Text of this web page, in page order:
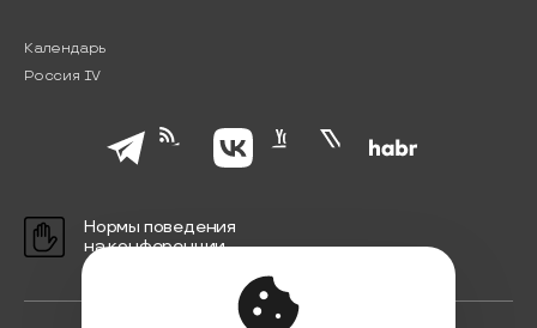
Календарь
Россия IV
Нормы поведения
на конференции